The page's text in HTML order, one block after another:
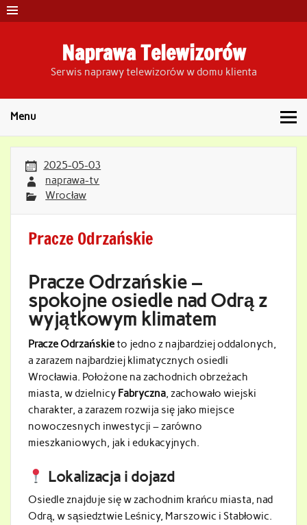
Skip
to
content
Naprawa Telewizorów
Serwis naprawy telewizorów w domu klienta
Menu
2025-05-03
naprawa-tv
Wrocław
Pracze Odrzańskie
Pracze Odrzańskie –
spokojne osiedle nad Odrą z
wyjątkowym klimatem
Pracze Odrzańskieto jedno z najbardziej oddalonych,
a zarazem najbardziej klimatycznych osiedli
Wrocławia. Położone na zachodnich obrzeżach
miasta, w dzielnicy Fabryczna, zachowało wiejski
charakter, a zarazem rozwija się jako miejsce
nowoczesnych inwestycji – zarówno
mieszkaniowych, jak i edukacyjnych.
Lokalizacja i dojazd
Osiedle znajduje się w zachodnim krańcu miasta, nad
Odrą, w sąsiedztwie Leśnicy, Marszowic i Stabłowic.